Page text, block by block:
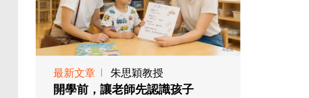
最新文章 朱思穎教授
開學前，讓老師先認識孩子